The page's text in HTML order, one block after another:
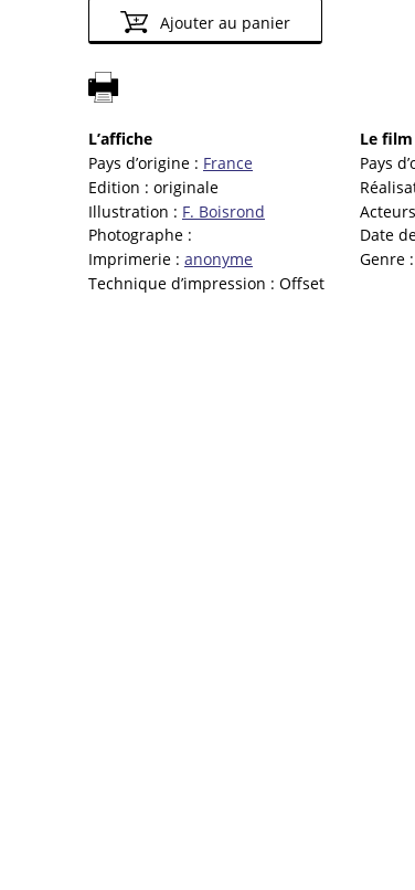
Ajouter au panier
L’affiche
Pays d’origine : France
Edition : originale
Illustration : F. Boisrond
Photographe :
Imprimerie : anonyme
Technique d’impression : Offset
Le film
Pays
Date
Genre :